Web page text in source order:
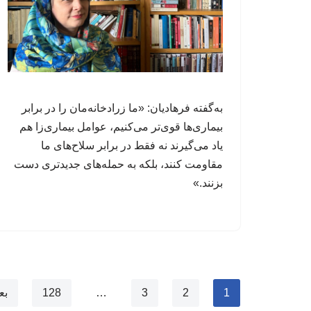
به‌گفته فرهادیان: «ما زرادخانه‌مان را در برابر
بیماری‌ها قوی‌تر می‌کنیم، عوامل‌ بیماری‌زا هم
یاد می‌گیرند نه فقط در برابر سلاح‌های ما
مقاومت کنند، بلکه به حمله‌های جدیدتری دست
بزنند.»
1
2
3
…
128